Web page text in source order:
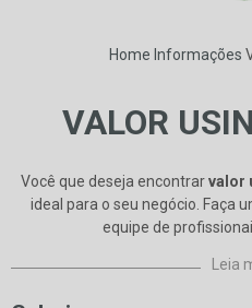
Home Informações
VALOR
Você que deseja encontrarvalor
ideal para o seu negócio. Faça
equipe de
Leia